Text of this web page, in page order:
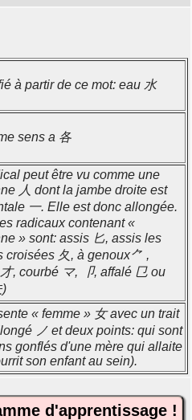
à partir de ce mot: eau 水
sens a 各
peut être vu comme une
人 dont la jambe droite est
一. Elle est donc allongée.
radicaux contenant «
» sont: assis 匕, assis les
croisées 夂, à genoux⺈ ,
, courbé マ, 卩, affalé 㔾 ou
)
« femme » 女 avec un trait
ノ et deux points: qui sont
gonflés d'une mère qui allaite
son enfant au sein).
d'apprentissage !